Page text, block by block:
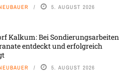
5. AUGUST 2026
Kalkum: Bei Sondierungsarbeiten
entdeckt und erfolgreich
5. AUGUST 2026